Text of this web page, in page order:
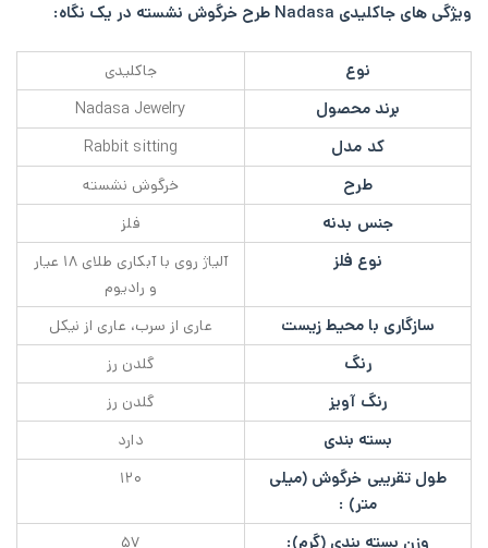
ویژگی های جاکلیدی Nadasa طرح خرگوش نشسته در یک نگاه:
نوع جاکلیدی
برند محصول Nadasa Jewelry
کد مدل Rabbit sitting
طرح خرگوش نشسته
جنس بدنه فلز
نوع فلز
آلیاژ روی با آبکاری طلای ۱۸ عیار
و رادیوم
سازگاری با محیط زیست عاری از سرب، عاری از نیکل
رنگ گلدن رز
رنگ آویز گلدن رز
بسته بندی دارد
طول تقریبی خرگوش (میلی
متر) :
۱۲۰
وزن بسته بندی (گرم): ۵۷